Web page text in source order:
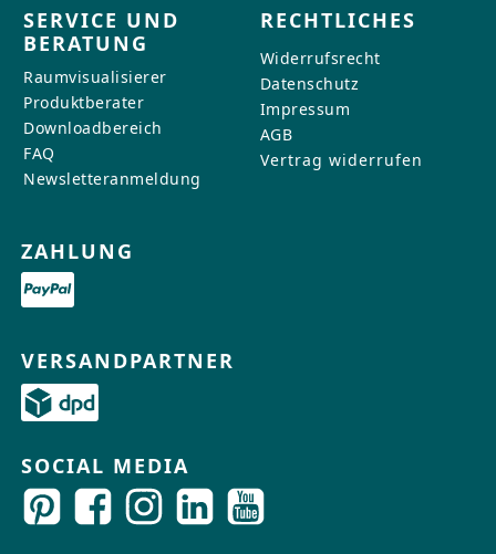
SERVICE UND
BERATUNG
Raumvisualisierer
Produktberater
Downloadbereich
FAQ
Newsletteranmeldung
RECHTLICHES
Widerrufsrecht
Datenschutz
Impressum
AGB
Vertrag widerrufen
ZAHLUNG
VERSANDPARTNER
SOCIAL MEDIA